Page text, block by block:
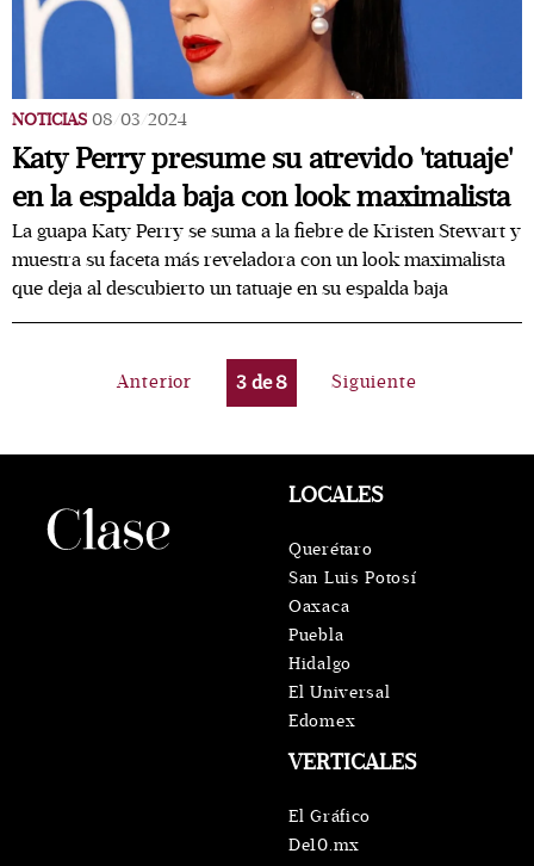
NOTICIAS 08/03/2024
Katy Perry presume su atrevido 'tatuaje'
en la espalda baja con look maximalista
La guapa Katy Perry se suma a la fiebre de Kristen Stewart y
muestra su faceta más reveladora con un look maximalista
que deja al descubierto un tatuaje en su espalda baja
Anterior 3 de8 Siguiente
VERTICALES
El Gráfico
De10.mx
LOCALES
Querétaro
San Luis Potosí
Oaxaca
Puebla
Hidalgo
El Universal
Edomex